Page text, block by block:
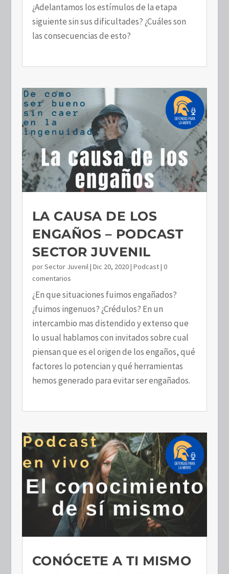
¿Adelantamos los estímulos de la etapa
siguiente sin sus dificultades? ¿Cuáles son
las consecuencias de esto?
LA CAUSA DE LOS
ENGAÑOS – PODCAST
SECTOR JUVENIL
porSector Juvenil| Dic 20, 2020| Podcast| 0
comentarios
¿En que situaciones fuimos engañados?
¿fuimos ingenuos? ¿Crédulos? En un
intercambio mas distendido y extenso que
lo usual hablamos con invitados sobre cual
piensan que es el origen de los engaños, qué
factores lo potencian y qué herramientas
hemos generado para evitar ser engañados.
CONÓCETE A TI MISMO